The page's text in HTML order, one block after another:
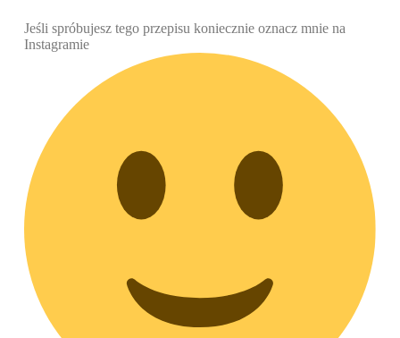
Jeśli spróbujesz tego przepisu koniecznie oznacz mnie na
Instagramie